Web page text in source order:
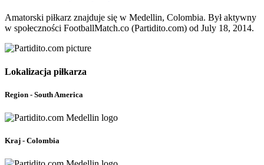
Amatorski piłkarz znajduje się w Medellin, Colombia. Był aktywny
w społeczności FootballMatch.co (Partidito.com) od July 18, 2014.
Lokalizacja piłkarza
Region - South America
Kraj - Colombia